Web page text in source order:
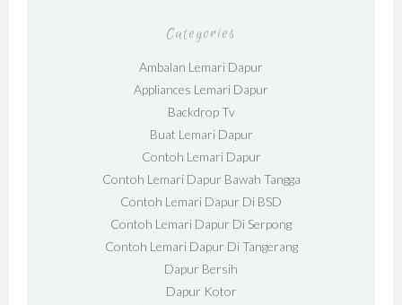
Categories
Ambalan Lemari Dapur
Appliances Lemari Dapur
Backdrop Tv
Buat Lemari Dapur
Contoh Lemari Dapur
Contoh Lemari Dapur Bawah Tangga
Contoh Lemari Dapur Di BSD
Contoh Lemari Dapur Di Serpong
Contoh Lemari Dapur Di Tangerang
Dapur Bersih
Dapur Kotor